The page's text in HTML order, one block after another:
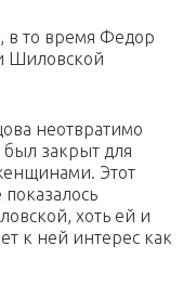
в то время Федор
Шиловской
неотвратимо
закрыт для
Этот
хоть ей и
к ней интерес как